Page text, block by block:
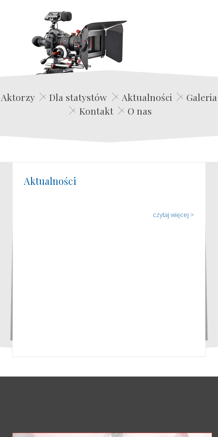
Edwin Film Agencja Aktorska
Aktorzy Dla statystów Aktualności
Galeria
Kontakt
O nas
Aktualności
czytaj więcej >